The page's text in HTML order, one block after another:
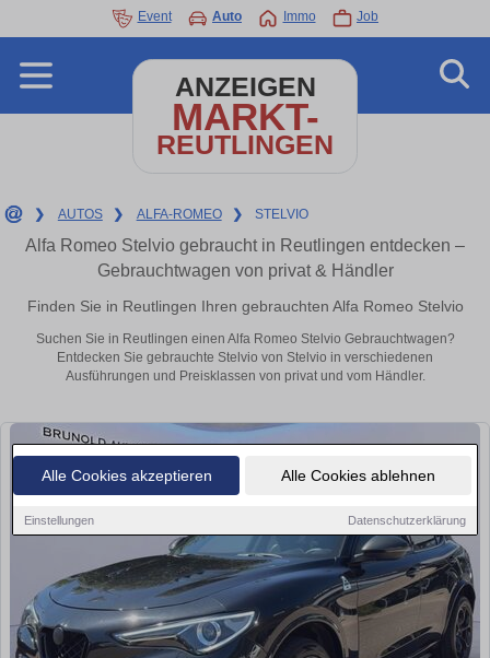
Alle Cookies akzeptieren Alle Cookies ablehnen
Einstellungen Datenschutzerklärung
Event Auto Immo Job
ANZEIGEN
MARKT-
REUTLINGEN
❯ AUTOS ❯ ALFA-ROMEO ❯ STELVIO
Alfa Romeo Stelvio gebraucht in Reutlingen entdecken –
Gebrauchtwagen von privat & Händler
Finden Sie in Reutlingen Ihren gebrauchten Alfa Romeo Stelvio
Suchen Sie in Reutlingen einen Alfa Romeo Stelvio Gebrauchtwagen?
Entdecken Sie gebrauchte Stelvio von Stelvio in verschiedenen
Ausführungen und Preisklassen von privat und vom Händler.